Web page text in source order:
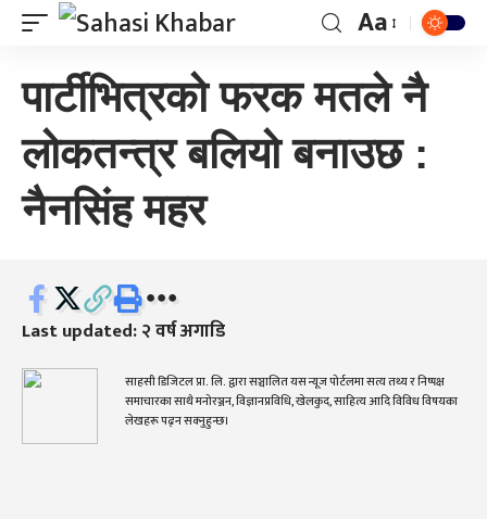
Aa
पार्टीभित्रको फरक मतले नै
लोकतन्त्र बलियो बनाउछ :
नैनसिंह महर
Last updated: २ वर्ष अगाडि
साहसी डिजिटल प्रा. लि. द्वारा सञ्चालित यस न्यूज पोर्टलमा सत्य तथ्य र निष्पक्ष
समाचारका साथै मनोरञ्जन, विज्ञानप्रविधि, खेलकुद, साहित्य आदि विविध विषयका
लेखहरू पढ्न सक्नुहुन्छ।